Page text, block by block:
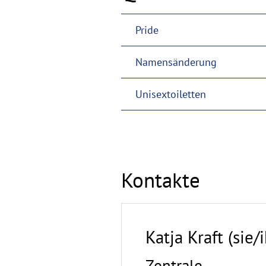
Pride
Namensänderung
Unisextoiletten
Kontakte
Katja Kraft (sie/